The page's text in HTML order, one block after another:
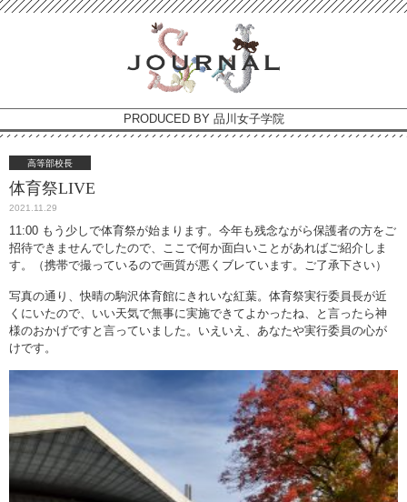
PRODUCED BY 品川女子学院
高等部校長
体育祭LIVE
2021.11.29
11:00 もう少しで体育祭が始まります。今年も残念ながら保護者の方をご
招待できませんでしたので、ここで何か面白いことがあればご紹介しま
す。（携帯で撮っているので画質が悪くブレています。ご了承下さい）
写真の通り、快晴の駒沢体育館にきれいな紅葉。体育祭実行委員長が近
くにいたので、いい天気で無事に実施できてよかったね、と言ったら神
様のおかげですと言っていました。いえいえ、あなたや実行委員の心が
けです。